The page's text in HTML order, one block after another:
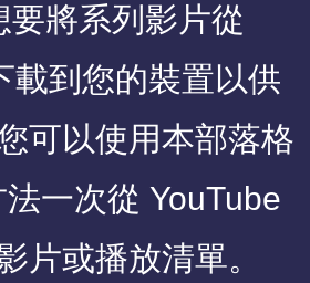
要將系列影片從
載到您的裝置以供
可以使用本部落格
一次從 YouTube
片或播放清單。